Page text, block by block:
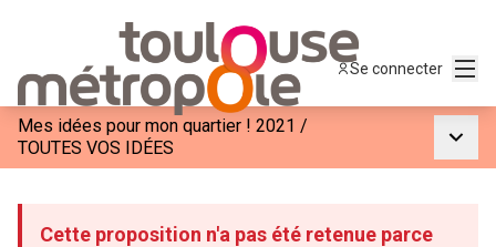
Se connecter
Mes idées pour mon quartier ! 2021 /
TOUTES VOS IDÉES
Cette proposition n'a pas été retenue parce